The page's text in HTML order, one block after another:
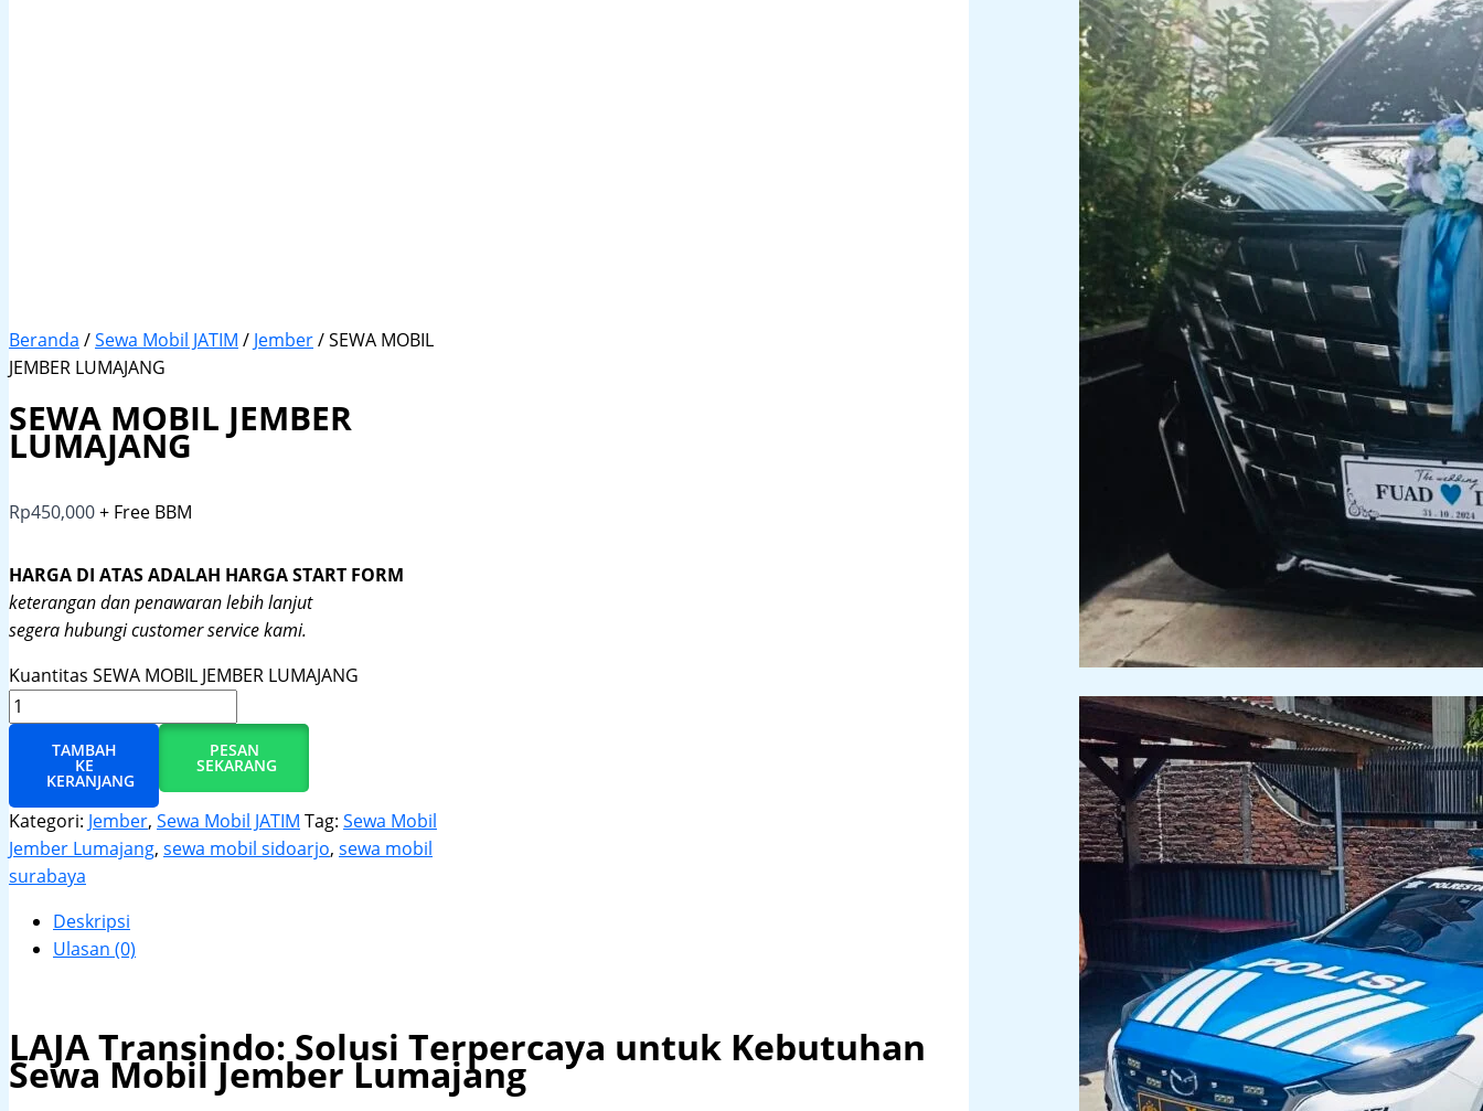
Beranda /Sewa Mobil JATIM / Jember/ SEWA MOBIL
JEMBER LUMAJANG
SEWA MOBIL JEMBER
LUMAJANG
Rp450,000+ Free BBM
HARGA DI ATAS ADALAH HARGA START FORM
keterangan dan penawaran lebih lanjut
segera hubungi customer service kami.
Kuantitas SEWA MOBIL JEMBER LUMAJANG
TAMBAH
KE
KERANJANG
PESAN
SEKARANG
Kategori: Jember, Sewa Mobil JATIM Tag: Sewa Mobil
Jember Lumajang, sewa mobil sidoarjo, sewa mobil
surabaya
Deskripsi
Ulasan (0)
LAJA Transindo: Solusi Terpercaya untuk Kebutuhan
Sewa Mobil Jember Lumajang